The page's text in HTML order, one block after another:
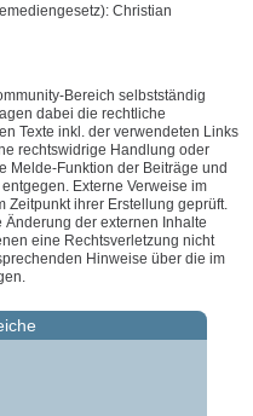
Christian
Bereich selbstständig
dabei die rechtliche
Texte inkl. der verwendeten Links
rechtswidrige Handlung oder
Melde-Funktion der Beiträge und
Externe Verweise im
Zeitpunkt ihrer Erstellung geprüft.
der externen Inhalte
eine Rechtsverletzung nicht
Hinweise über die im